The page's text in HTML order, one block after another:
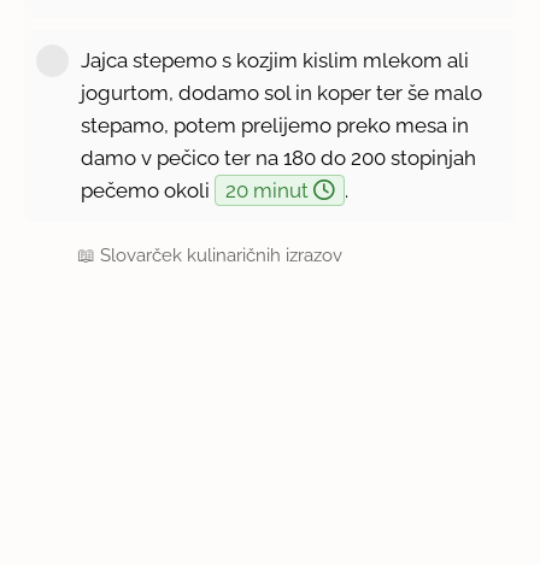
Jajca stepemo s kozjim kislim mlekom ali
jogurtom, dodamo sol in koper ter še malo
stepamo, potem prelijemo preko mesa in
damo v pečico ter na 180 do 200 stopinjah
pečemo okoli
20 minut .
📖Slovarček kulinaričnih izrazov